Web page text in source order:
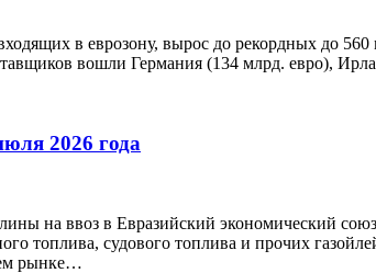
в еврозону, вырос до рекордных до
вошли Германия (134 млрд. евро),
2026 года
на ввоз в Евразийский экономический
топлива, судового топлива и прочих
рынке…